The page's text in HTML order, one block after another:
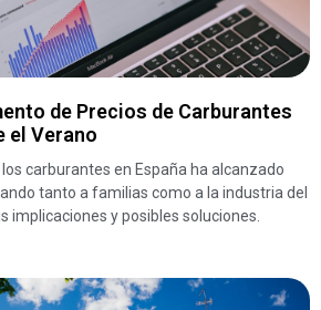
de Precios de Carburantes
el Verano
los carburantes en España ha alcanzado
tanto a familias como a la industria del
implicaciones y posibles soluciones.